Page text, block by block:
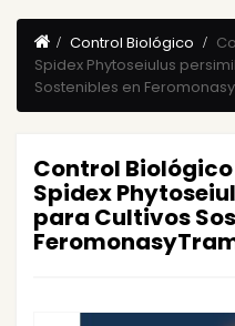
Control Biológico
Spidex Phytoseiulus
Sostenibles en
Control
Spidex
para Cultivos